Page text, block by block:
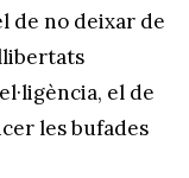
de no deixar de
el de
les bufades